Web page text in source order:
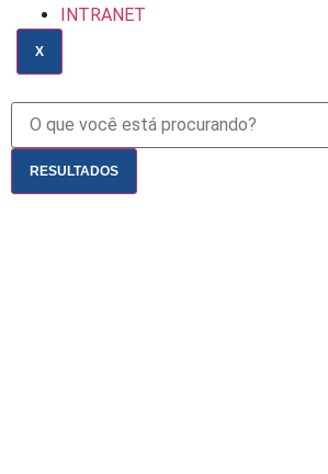
INTRANET
X
RESULTADOS